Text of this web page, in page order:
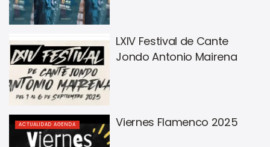
LXIV Festival de Cante
Jondo Antonio Mairena
ACTUALIDAD AGENDA Viernes Flamenco 2025